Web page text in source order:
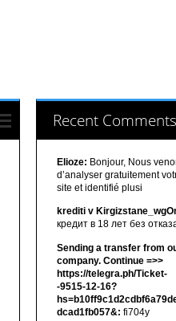
Recent Comments
Elioze: Bonjour, Nous
d’analyser gratuitement
site et identifié plusi
krediti v
кредит в 18 лет без
Sending a transfer from
company. Continue =>>
https://telegra.ph/Ticket-
-9515-12-16?
dcad1fb057&: fi704y